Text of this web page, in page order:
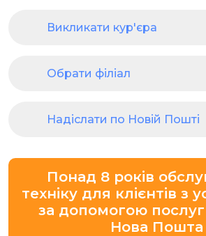
Викликати кур'єра
Обрати філіал
Надіслати по Новій Пошті
Понад 8 років
техніку для клієнтів з
за допомогою послуг
Нова Пошта